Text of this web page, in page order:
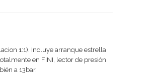
1:1). Incluye arranque estrella
en FINI, lector de presión
a 13bar.